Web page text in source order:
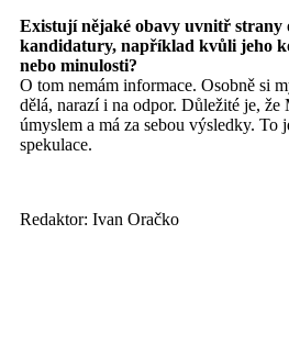
Existují nějaké obavy uvnitř strany
kandidatury, například kvůli jeho
nebo minulosti?
O tom nemám informace. Osobně si
dělá, narazí i na odpor. Důležité je, že
úmyslem a má za sebou výsledky. To
spekulace.
Redaktor: Ivan Oračko